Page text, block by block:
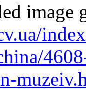
image